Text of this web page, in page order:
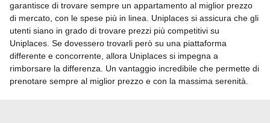
garantisce di trovare sempre un appartamento al miglior prezzo
di mercato, con le spese più in linea. Uniplaces si assicura che gli
utenti siano in grado di trovare prezzi più competitivi su
Uniplaces. Se dovessero trovarli però su una piattaforma
differente e concorrente, allora Uniplaces si impegna a
rimborsare la differenza. Un vantaggio incredibile che permette di
prenotare sempre al miglior prezzo e con la massima serenità.